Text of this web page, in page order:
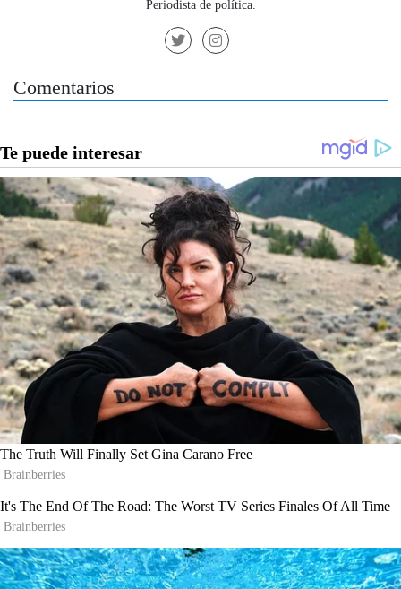
Periodista de política.
Comentarios